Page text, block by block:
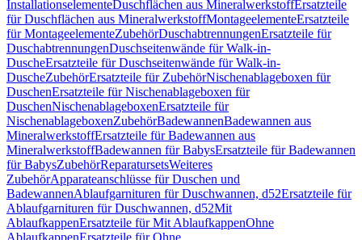
InstallationselementeDuschflächen aus MineralwerkstoffErsatzteile
für Duschflächen aus MineralwerkstoffMontageelementeErsatzteile
für MontageelementeZubehörDuschabtrennungenErsatzteile für
DuschabtrennungenDuschseitenwände für Walk-in-
DuscheErsatzteile für Duschseitenwände für Walk-in-
DuscheZubehörErsatzteile für ZubehörNischenablageboxen für
DuschenErsatzteile für Nischenablageboxen für
DuschenNischenablageboxenErsatzteile für
NischenablageboxenZubehörBadewannenBadewannen aus
MineralwerkstoffErsatzteile für Badewannen aus
MineralwerkstoffBadewannen für BabysErsatzteile für Badewannen
für BabysZubehörReparatursetsWeiteres
ZubehörApparateanschlüsse für Duschen und
BadewannenAblaufgarnituren für Duschwannen, d52Ersatzteile für
Ablaufgarnituren für Duschwannen, d52Mit
AblaufkappenErsatzteile für Mit AblaufkappenOhne
AblaufkappenErsatzteile für Ohne